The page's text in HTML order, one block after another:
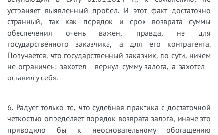
устраняет выявленный пробел. И этот факт достаточно
странный, так как порядок и срок возврата суммы
обеспечения очень важен, правда, не для
государственного заказчика, а для его контрагента.
Получается, что государственный заказчик, по сути, ничем
не ограничен: захотел - вернул сумму залога, а захотел -
оставил у себя.
6. Радует только то, что судебная практика с достаточной
четкостью определяет порядок возврата залога, иначе это
приводило бы к неосновательному обогащению